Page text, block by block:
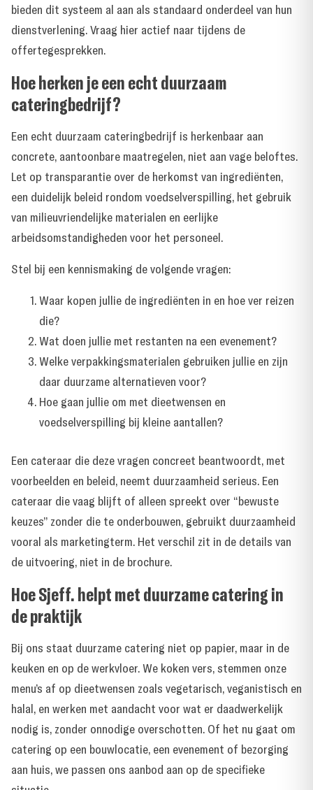
bieden dit systeem al aan als standaard onderdeel van hun
dienstverlening. Vraag hier actief naar tijdens de
offertegesprekken.
Hoe herken je een echt duurzaam
cateringbedrijf?
Een echt duurzaam cateringbedrijf is herkenbaar aan
concrete, aantoonbare maatregelen, niet aan vage beloftes.
Let op transparantie over de herkomst van ingrediënten,
een duidelijk beleid rondom voedselverspilling, het gebruik
van milieuvriendelijke materialen en eerlijke
arbeidsomstandigheden voor het personeel.
Stel bij een kennismaking de volgende vragen:
Waar kopen jullie de ingrediënten in en hoe ver reizen
die?
Wat doen jullie met restanten na een evenement?
Welke verpakkingsmaterialen gebruiken jullie en zijn
daar duurzame alternatieven voor?
Hoe gaan jullie om met dieetwensen en
voedselverspilling bij kleine aantallen?
Een cateraar die deze vragen concreet beantwoordt, met
voorbeelden en beleid, neemt duurzaamheid serieus. Een
cateraar die vaag blijft of alleen spreekt over “bewuste
keuzes” zonder die te onderbouwen, gebruikt duurzaamheid
vooral als marketingterm. Het verschil zit in de details van
de uitvoering, niet in de brochure.
Hoe Sjeff. helpt met duurzame catering in
de praktijk
Bij ons staat duurzame catering niet op papier, maar in de
keuken en op de werkvloer. We koken vers, stemmen onze
menu’s af op dieetwensen zoals vegetarisch, veganistisch en
halal, en werken met aandacht voor wat er daadwerkelijk
nodig is, zonder onnodige overschotten. Of het nu gaat om
catering op een bouwlocatie, een evenement of bezorging
aan huis, we passen ons aanbod aan op de specifieke